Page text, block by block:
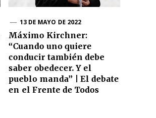
13 DE MAYO DE 2022
Máximo Kirchner:
“Cuando uno quiere
conducir también debe
saber obedecer. Y el
pueblo manda” | El debate
en el Frente de Todos